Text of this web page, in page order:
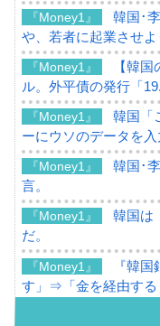
『Money1』
韓国･
や、若者に起業させ
『Money1』
【韓
ル。外平債の発行「
『Money1』
韓国「
ーにウソのデータを入
『Money1』
韓国･
言。
『Money1』
韓国は
だ。
『Money1』
『韓
す」⇒「金を経由する